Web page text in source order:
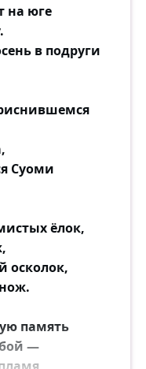
на юге
в подруги
Суоми
ёлок,
осколок,
память
—